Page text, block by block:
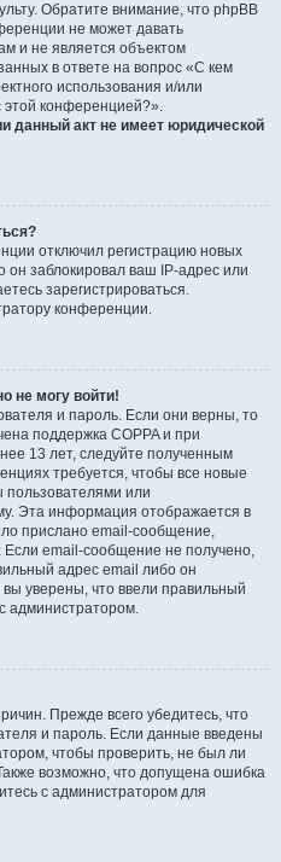
Обратите внимание, что phpBB
не может давать
и не является объектом
в ответе на вопрос «С кем
использования и/или
этой конференцией?».
данный акт не имеет юридической
отключил регистрацию новых
он заблокировал ваш IP-адрес или
зарегистрироваться.
конференции.
не могу войти!
и пароль. Если они верны, то
поддержка COPPA и при
13 лет, следуйте полученным
требуется, чтобы все новые
пользователями или
Эта информация отображается в
прислано email-сообщение,
email-сообщение не получено,
адрес email либо он
уверены, что ввели правильный
администратором.
Прежде всего убедитесь, что
и пароль. Если данные введены
чтобы проверить, не был ли
возможно, что допущена ошибка
с администратором для